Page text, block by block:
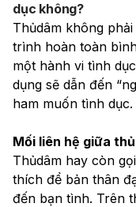
dục không?
Thủdâm không
trình hoàn toàn
một hành vi tình
dụng sẽ dẫn đến
ham muốn tình dục.
Mối liên hệ giữa
Thủdâm hay còn
thích để bản thân
đến bạn tình. Trên